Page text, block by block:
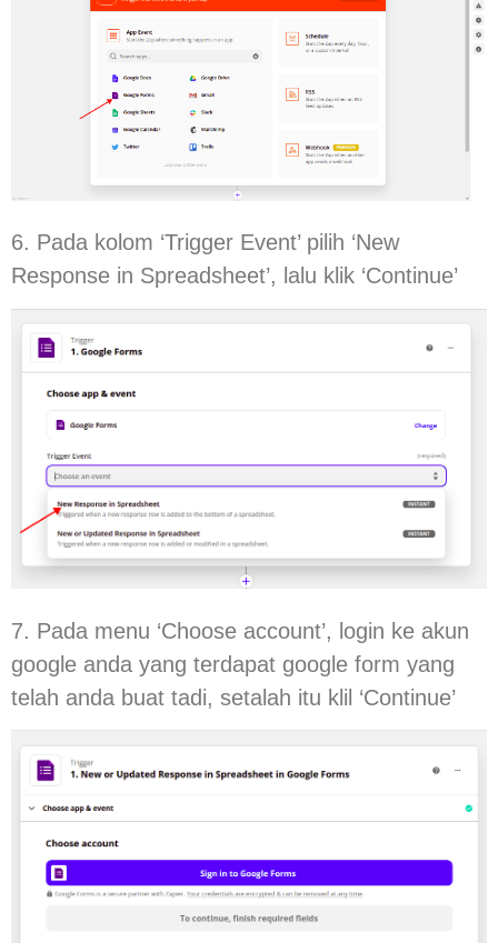
6. Pada kolom ‘Trigger Event’ pilih ‘New
Response in Spreadsheet’, lalu klik ‘Continue’
7. Pada menu ‘Choose account’, login ke akun
google anda yang terdapat google form yang
telah anda buat tadi, setalah itu klil ‘Continue’